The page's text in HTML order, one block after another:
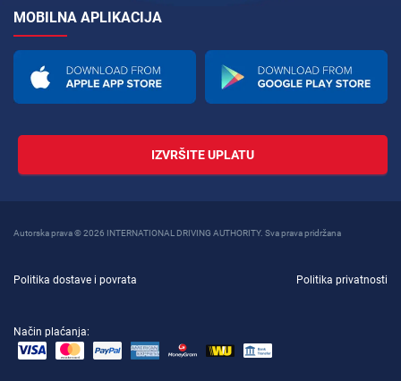
MOBILNA APLIKACIJA
IZVRŠITE UPLATU
Autorska prava © 2026 INTERNATIONAL DRIVING AUTHORITY. Sva prava pridržana
Politika dostave i povrata Politika privatnosti
Način plaćanja: